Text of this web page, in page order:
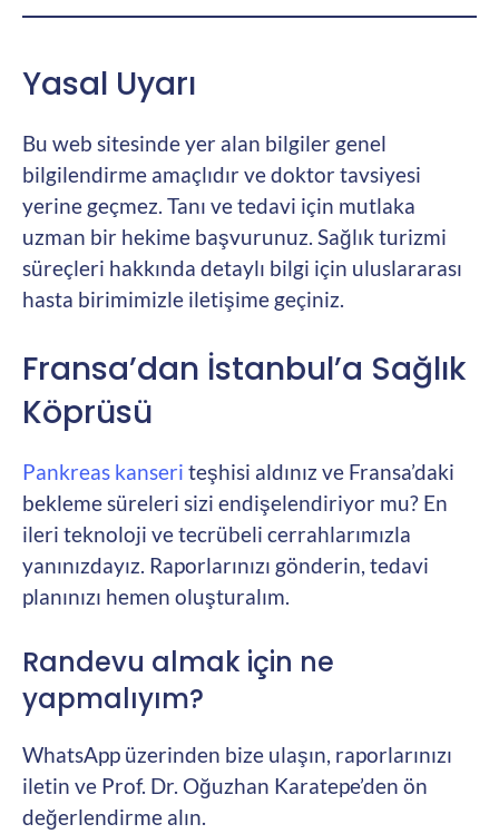
Yasal Uyarı
Bu web sitesinde yer alan bilgiler genel
bilgilendirme amaçlıdır ve doktor tavsiyesi
yerine geçmez. Tanı ve tedavi için mutlaka
uzman bir hekime başvurunuz. Sağlık turizmi
süreçleri hakkında detaylı bilgi için uluslararası
hasta birimimizle iletişime geçiniz.
Fransa’dan İstanbul’a Sağlık
Köprüsü
Pankreas kanseri teşhisi aldınız ve Fransa’daki
bekleme süreleri sizi endişelendiriyor mu? En
ileri teknoloji ve tecrübeli cerrahlarımızla
yanınızdayız. Raporlarınızı gönderin, tedavi
planınızı hemen oluşturalım.
Randevu almak için ne
yapmalıyım?
WhatsApp üzerinden bize ulaşın, raporlarınızı
iletin ve Prof. Dr. Oğuzhan Karatepe’den ön
değerlendirme alın.